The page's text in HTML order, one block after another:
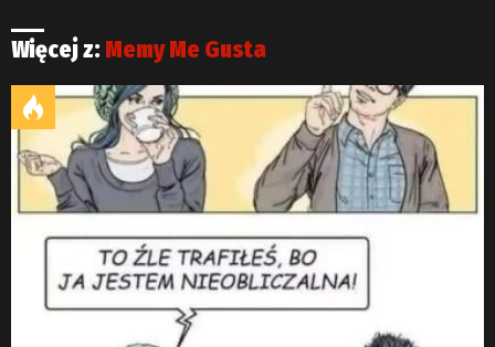
Więcej z: Memy Me Gusta